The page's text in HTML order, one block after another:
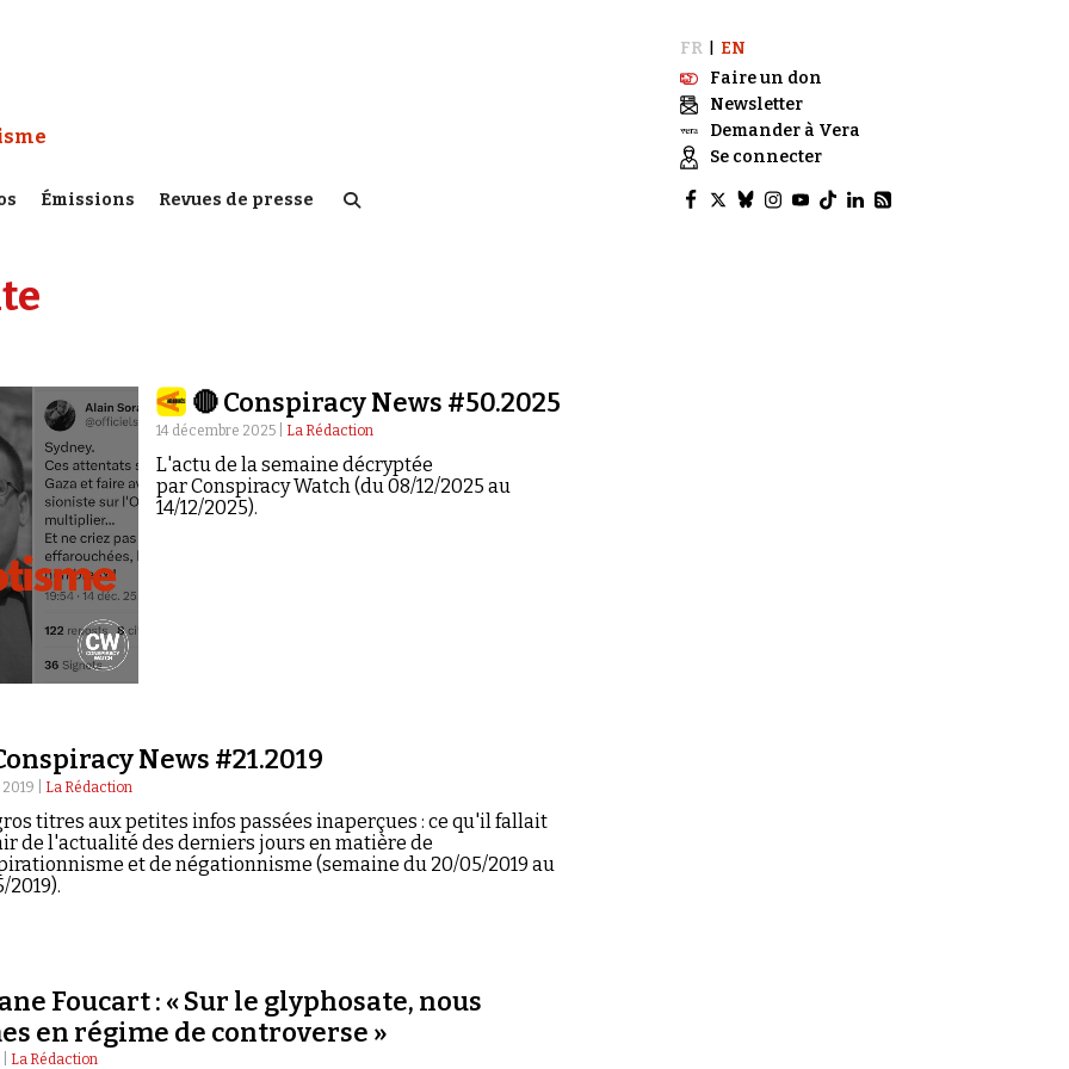
:
Émissions Revues de presse
FR
EN
Faire un don
Newsletter
Demander à Vera
Se connecter
🔴 Conspiracy News #50.2025
14 décembre 2025 | La Rédaction
L'actu de la semaine décryptée
par Conspiracy Watch (du 08/12/2025 au
14/12/2025).
News #21.2019
| La Rédaction
titres aux petites infos passées inaperçues : ce qu'il fallait
de l'actualité des derniers jours en matière de
et de négationnisme (semaine du 20/05/2019 au
2019).
Foucart : « Sur le glyphosate, nous
en régime de controverse »
La Rédaction